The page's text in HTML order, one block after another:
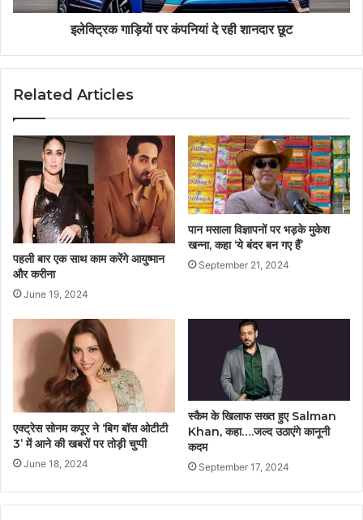
इलेक्ट्रिक गाड़ियों पर कंपनियां दे रही शानदार छूट
Related Articles
पहली बार एक साथ काम करेंगे आयुष्मान
और करीना
June 19, 2024
पान मसाला विज्ञापनों पर भड़के मुकेश
खन्ना, कहा ‘ये बंदर बन गए हैं’
September 21, 2024
एक्ट्रेस सोनम कपूर ने ‘बिग बॉस ओटीटी
3’ में आने की खबरों पर तोड़ी चुप्पी
June 18, 2024
स्कैम के खिलाफ सख्त हुए Salman
Khan, कहा….जल्द उठाएंगे कानूनी
कदम
September 17, 2024